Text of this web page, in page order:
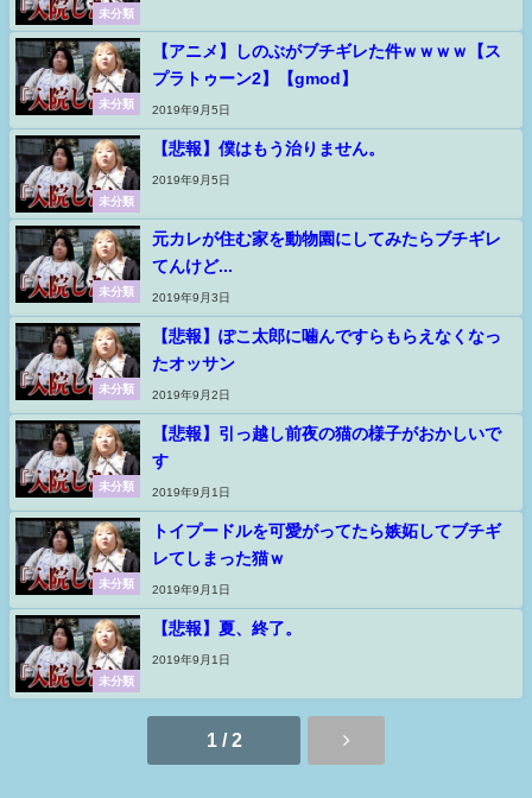
未分類
未分類
【アニメ】しのぶがブチギレた件ｗｗｗｗ【ス
プラトゥーン2】【gmod】
2019年9月5日
未分類
【悲報】僕はもう治りません。
2019年9月5日
未分類
元カレが住む家を動物園にしてみたらブチギレ
てんけど...
2019年9月3日
未分類
【悲報】ぽこ太郎に噛んですらもらえなくなっ
たオッサン
2019年9月2日
未分類
【悲報】引っ越し前夜の猫の様子がおかしいで
す
2019年9月1日
未分類
トイプードルを可愛がってたら嫉妬してブチギ
レてしまった猫ｗ
2019年9月1日
未分類
【悲報】夏、終了。
2019年9月1日
1 / 2